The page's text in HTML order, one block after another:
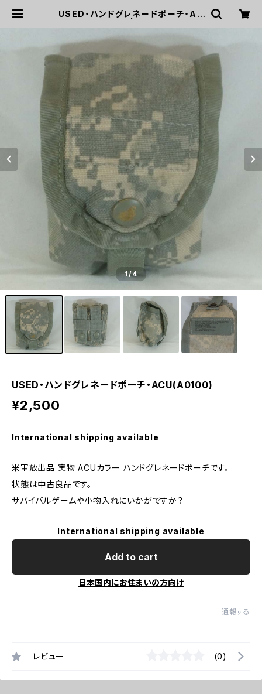
USED・ハンドグレネードポーチ・AC
1/4
USED・ハンドグレネードポーチ・ACU(A0100)
¥2,500
International shipping available
米軍放出品 実物 ACUカラー ハンドグレネードポーチです。
状態は中古良品です。
サバイバルゲームや小物入れにいかがですか？
International shipping available
Add to cart
日本国内にお住まいの方向け
通報する
レビュー (0)